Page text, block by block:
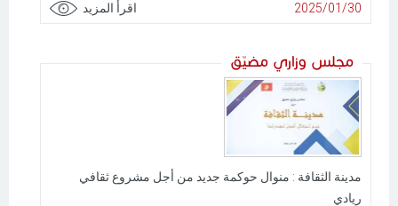
2025/01/30 اقرأ المزيد
مجلس وزاري مضيّق
مدينة الثقافة : منوال حوكمة جديد من أجل مشروع ثقافي
ريادي